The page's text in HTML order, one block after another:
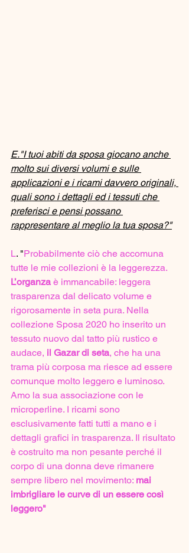
E."I tuoi abiti da sposa giocano anche
molto sui diversi volumi e sulle
applicazioni e i ricami davvero originali,
quali sono i dettagli ed i tessuti che
preferisci e pensi possano
rappresentare al meglio la tua sposa?"
L. "Probabilmente ciò che accomuna
tutte le mie collezioni è la leggerezza.
L’organza è immancabile: leggera
trasparenza dal delicato volume e
rigorosamente in seta pura. Nella
collezione Sposa 2020 ho inserito un
tessuto nuovo dal tatto più rustico e
audace, il Gazar di seta, che ha una
trama più corposa ma riesce ad essere
comunque molto leggero e luminoso.
Amo la sua associazione con le
microperline. I ricami sono
esclusivamente fatti tutti a mano e i
dettagli grafici in trasparenza. Il risultato
è costruito ma non pesante perché il
corpo di una donna deve rimanere
sempre libero nel movimento: mai
imbrigliare le curve di un essere così
leggero"